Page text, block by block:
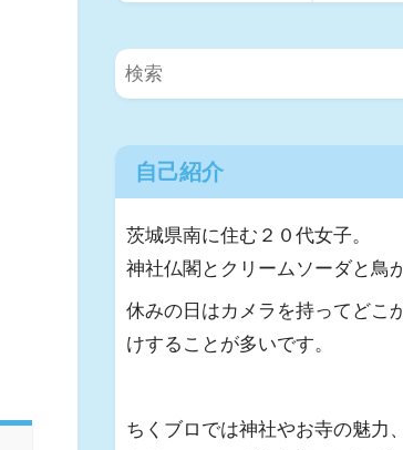
自己紹介
茨城県南に住む２０代女子。
神社仏閣とクリームソーダと鳥
休みの日はカメラを持ってどこ
けすることが多いです。
ちくブロでは神社やお寺の魅力